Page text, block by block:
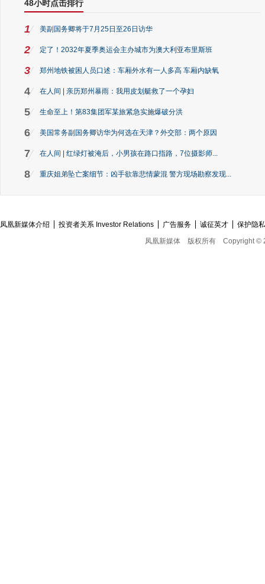
48小时点击排行
1 美副国务卿将于7月25日至26日访华
2 定了！2032年夏季奥运会主办城市为澳大利亚布里斯班
3 郑州地铁被困人员口述：车厢外水有一人多高 车厢内缺氧
4 在人间 | 亲历郑州暴雨：我用皮划艇救了一个孕妇
5 生命至上！第83集团军某旅紧急实施爆破分洪
6 美国常务副国务卿访华为何选在天津？外交部：两个原因
7 在人间 | 红绿灯被淹后，小男孩在路口指路，7位摄影师...
8 重庆姐弟坠亡案细节：凶手欲靠悲情蒙混 警方现场勘察发现...
凤凰新媒体介绍 投资者关系 Investor Relations 广告服务 诚征英才
保护隐
凤凰新媒体
版权所有 Copyright ©